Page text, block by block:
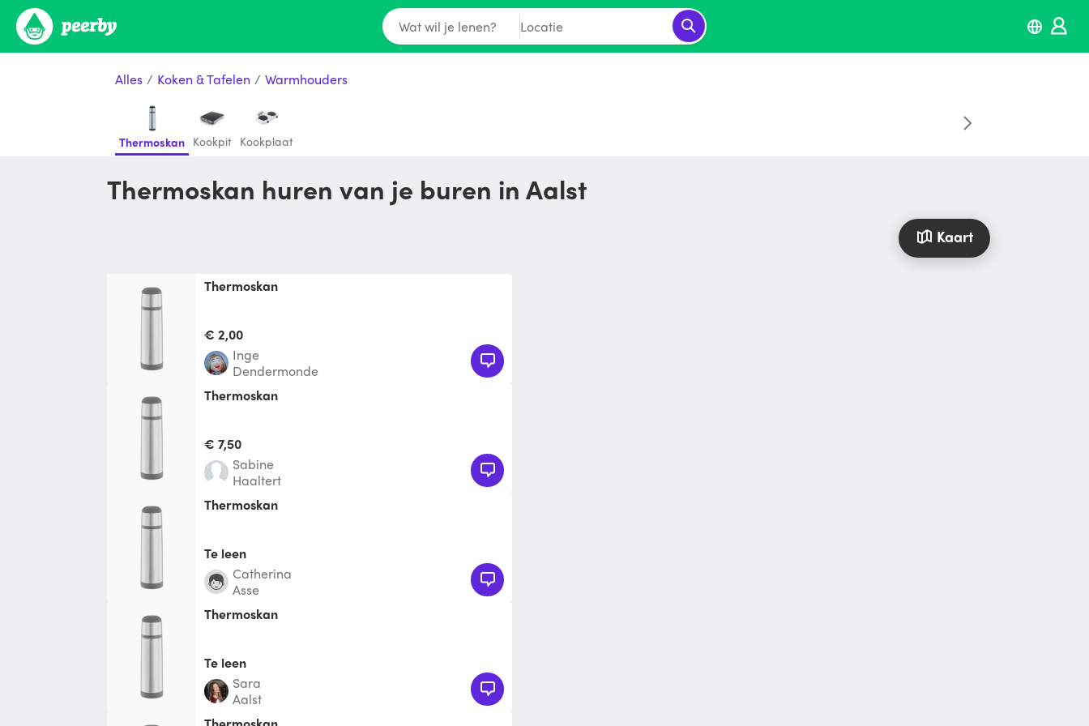
Wat wil je lenen? Locatie
Alles / Koken & Tafelen / Warmhouders
Thermoskan Kookpit Kookplaat
Thermoskan huren van je buren in Aalst
Kaart
Thermoskan
€ 2,00
Inge
Dendermonde
thermoskan
€ 7,50
Sabine
Haaltert
Thermoskan
Te leen
Catherina
Asse
Thermoskan
Te leen
Sara
Aalst